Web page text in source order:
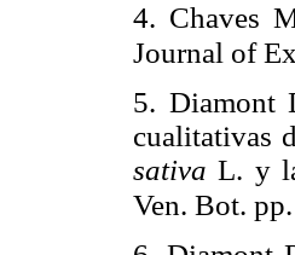
4. Chaves
Journal of
5. Diamont
cualitativas
sativaL. y
Ven. Bot.